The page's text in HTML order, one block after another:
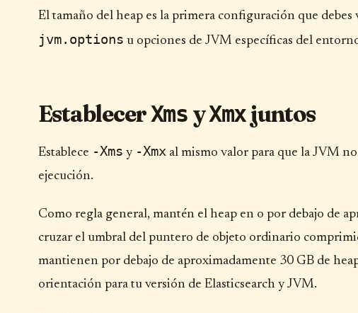
El tamaño del heap es la primera configuración que
jvm.options u opciones de JVM específicas del
EstablecerXms yXmxjuntos
Establece -Xms y -Xmxal mismo valor para que la JVM
ejecución.
Como regla general, mantén el heap en o por debajo de
cruzar el umbral del puntero de objeto ordinario
mantienen por debajo de aproximadamente 30 GB de
orientación para tu versión de Elasticsearch y JVM.